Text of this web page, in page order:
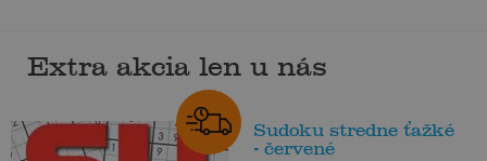
Extra akcia len u nás
Sudoku stredne ťažké
- červené